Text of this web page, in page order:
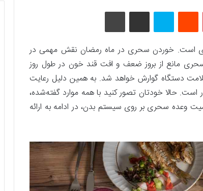
پینتریست اسکایپ
است. خوردن سحری در ماه رمضان نقش مهمی در
مانع از بروز ضعف و افت قند خون در طول روز
دستگاه گوارش خواهد شد. به همین دلیل رعایت
حالا خودتان تصور کنید با همه موارد گفته‌شده،
وعده سحری بر روی سیستم بدن، در ادامه به ارائه